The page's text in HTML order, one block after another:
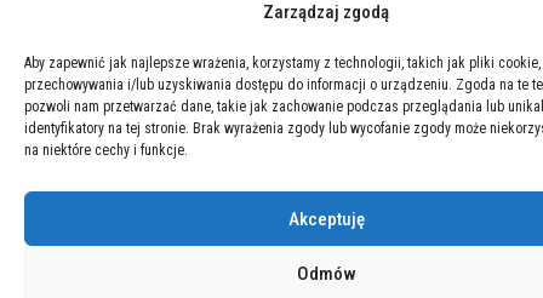
Zarządzaj zgodą
Aby zapewnić jak najlepsze wrażenia, korzystamy z technologii, takich jak pliki
przechowywania i/lub uzyskiwania dostępu do informacji o urządzeniu. Zgoda na te
pozwoli nam przetwarzać dane, takie jak zachowanie podczas przeglądania lub
identyfikatory na tej stronie. Brak wyrażenia zgody lub wycofanie zgody może
na niektóre cechy i funkcje.
Akceptuję
Odmów